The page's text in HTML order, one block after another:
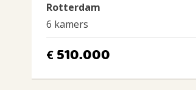
Rotterdam
6 kamers
€ 510.000